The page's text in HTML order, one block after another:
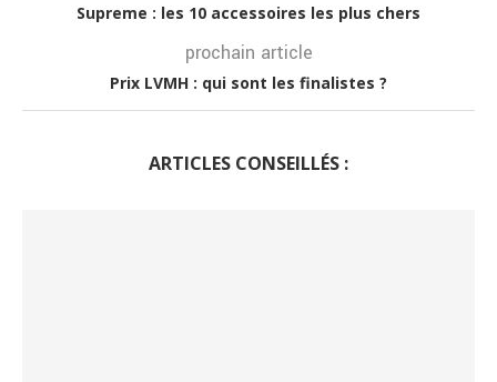
Supreme : les 10 accessoires les plus chers
prochain article
Prix LVMH : qui sont les finalistes ?
ARTICLES CONSEILLÉS :